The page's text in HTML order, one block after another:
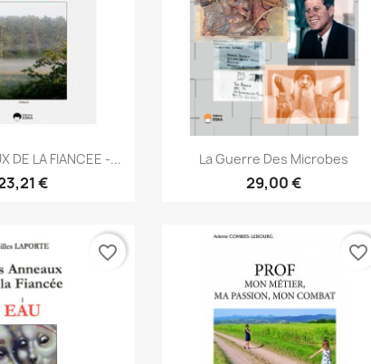
rapide
DE LA FIANCEE -...
€
Aperçu rapide
La Guerre Des Microbes
29,00 €
favorite_border favorite_border